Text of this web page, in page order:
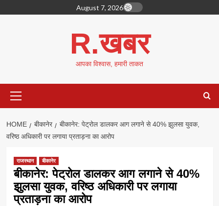
to
August 7, 2026
R.खबर
आपका विश्वास, हमारी ताकत
Menu
HOME बीकानेर
बीकानेर: पेट्रोल डालकर आग लगाने से 40% झुलसा युवक,
वरिष्ठ अधिकारी पर लगाया प्रताड़ना का आरोप
राजस्थान बीकानेर
बीकानेर: पेट्रोल डालकर आग लगाने से 40%
झुलसा युवक, वरिष्ठ अधिकारी पर लगाया
प्रताड़ना का आरोप